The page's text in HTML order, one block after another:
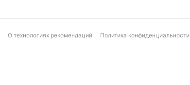
О технологиях рекомендаций Политика конфиденциальности